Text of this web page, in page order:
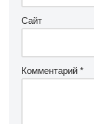
Сайт
Комментарий *